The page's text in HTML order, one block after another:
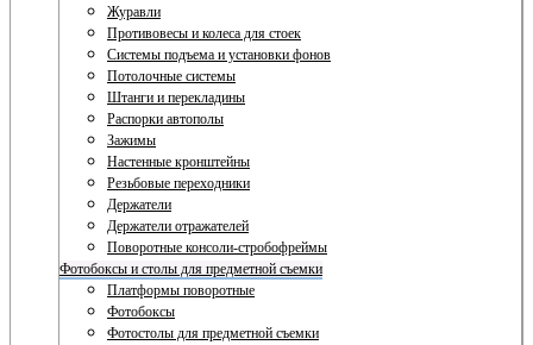
Журавли
Противовесы и колеса для стоек
Системы подъема и установки фонов
Потолочные системы
Штанги и перекладины
Распорки автополы
Зажимы
Настенные кронштейны
Резьбовые переходники
Держатели
Держатели отражателей
Поворотные консоли-стробофреймы
Фотобоксы и столы для предметной съемки
Платформы поворотные
Фотобоксы
Фотостолы для предметной съемки